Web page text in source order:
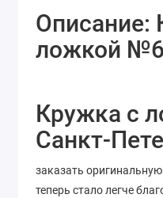
Описание:
ложкой
Кружка с
Санкт-
заказать оригинальную
теперь стало легче